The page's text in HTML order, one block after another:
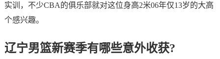
实训，不少CBA的俱乐部就对这位身高2米06年仅13岁的大高
个感兴趣。
辽宁男篮新赛季有哪些意外收获?